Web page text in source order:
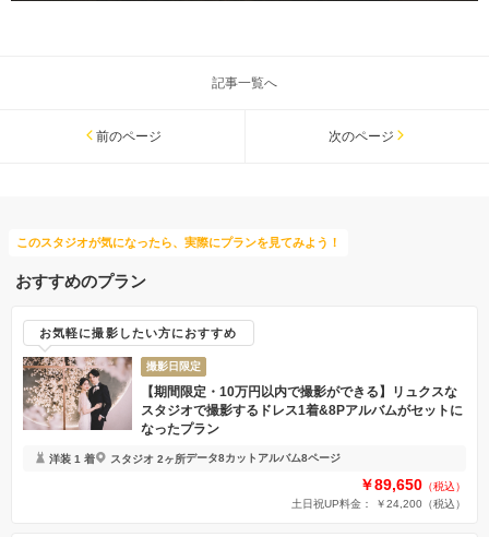
記事一覧へ
前のページ 次のページ
このスタジオが気になったら、実際にプランを見てみよう！
おすすめのプラン
お気軽に撮影したい方におすすめ
撮影日限定
【期間限定・10万円以内で撮影ができる】リュクスな
スタジオで撮影するドレス1着&8Pアルバムがセットに
なったプラン
洋装 1 着 スタジオ 2ヶ所データ8カット アルバム8ページ
￥89,650 （税込）
土日祝UP料金： ￥24,200 （税込）